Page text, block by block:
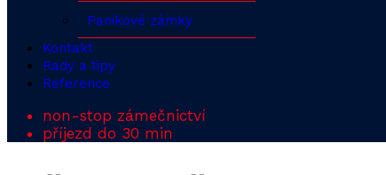
Panikové zámky
Kontakt
Rady a tipy
Reference
non-stop zámečnictví
příjezd do 30 min